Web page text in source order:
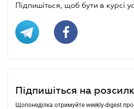
Підпишіться, щоб бути в курсі
Підпишіться на
Щопонеділка отримуйте weekly-digest про